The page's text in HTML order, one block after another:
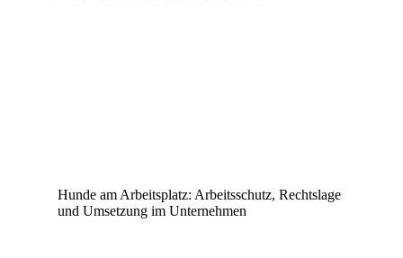
Hunde am Arbeitsplatz: Arbeitsschutz, Rechtslage
und Umsetzung im Unternehmen